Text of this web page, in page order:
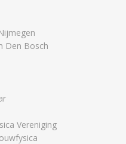
Den Bosch
Vereniging